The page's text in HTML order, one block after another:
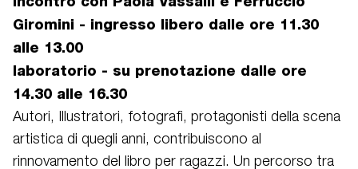
Giromini - ingresso libero dalle ore 11.30
alle 13.00
laboratorio - su prenotazione dalle ore
14.30 alle 16.30
Autori, Illustratori, fotografi, protagonisti della scena
artistica di quegli anni, contribuiscono al
rinnovamento del libro per ragazzi. Un percorso tra